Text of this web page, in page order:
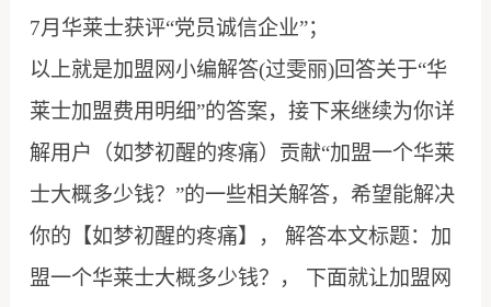
7月华莱士获评“党员诚信企业”；
以上就是加盟网小编解答(过雯丽)回答关于“华
莱士加盟费用明细”的答案，接下来继续为你详
解用户（如梦初醒的疼痛）贡献“加盟一个华莱
士大概多少钱？”的一些相关解答，希望能解决
你的【如梦初醒的疼痛】， 解答本文标题：加
盟一个华莱士大概多少钱？， 下面就让加盟网